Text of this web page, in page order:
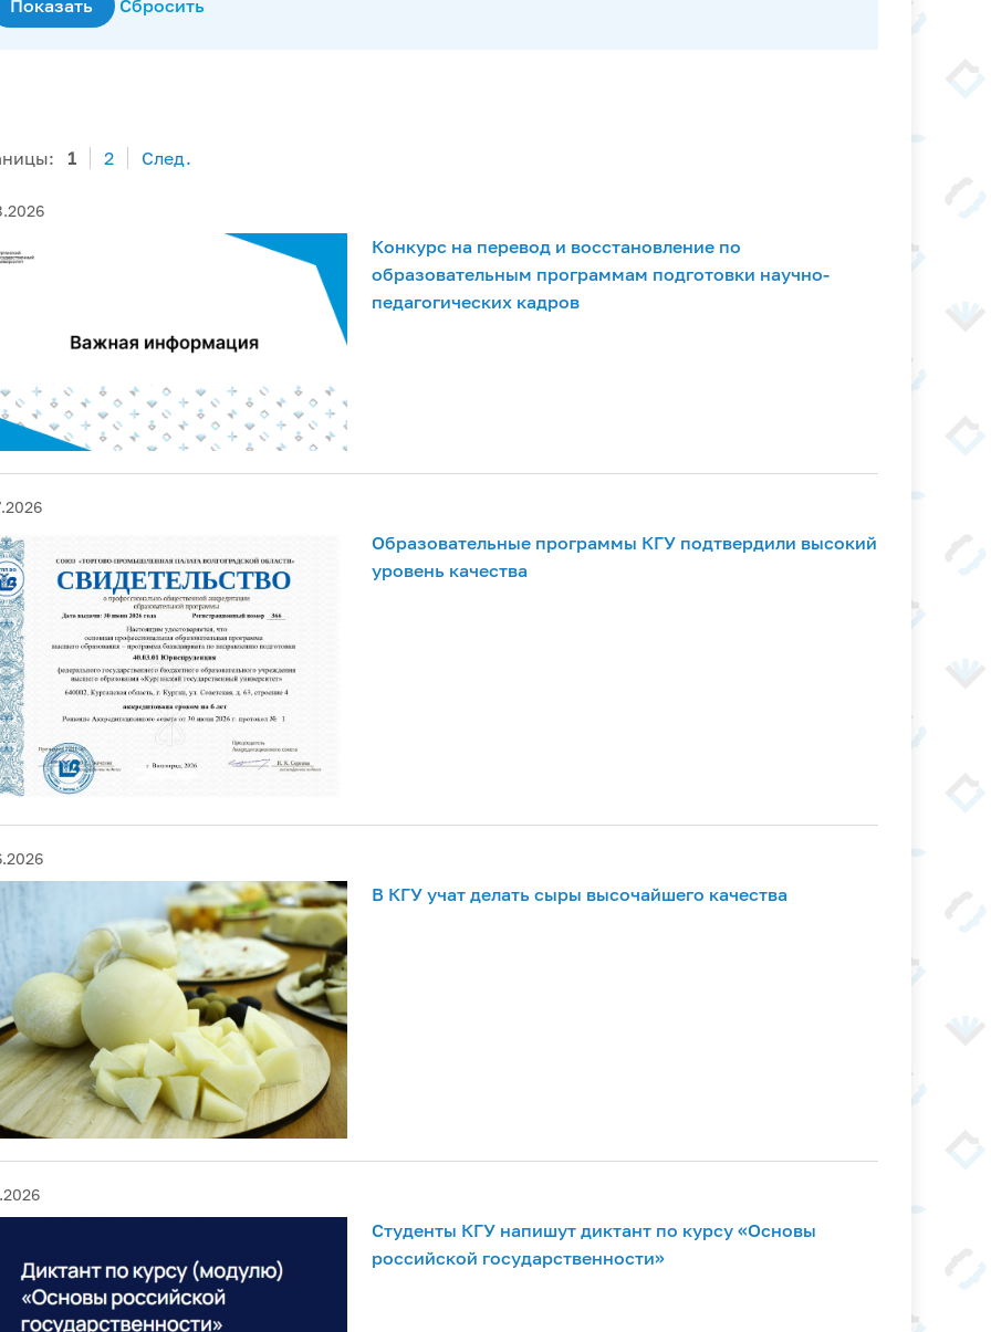
1 2 След.
Конкурс на перевод и восстановление по
образовательным программам подготовки научно-
педагогических кадров
Образовательные программы КГУ подтвердили высокий
уровень качества
В КГУ учат делать сыры высочайшего качества
Студенты КГУ напишут диктант по курсу «Основы
российской государственности»